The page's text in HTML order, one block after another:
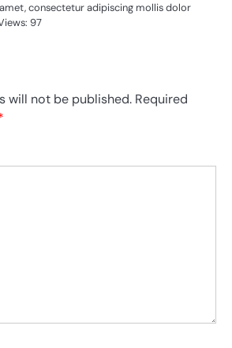
consectetur adipiscing mollis dolor
97
will not be published. Required